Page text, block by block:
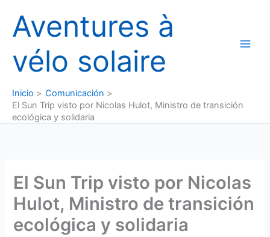
contenido
Aventures à
vélo solaire
Inicio
Comunicación
El Sun Trip visto por Nicolas Hulot, Ministro de transición
ecológica y solidaria
El Sun Trip visto por Nicolas
Hulot, Ministro de transición
ecológica y solidaria